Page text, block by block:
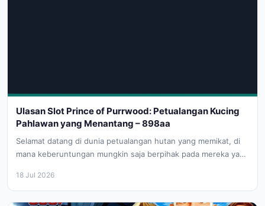
Ulasan Slot Prince of Purrwood: Petualangan Kucing
Pahlawan yang Menantang – 898aa
Selamat datang di dunia petualangan hutan yang memikat, di
mana keberuntungan mungkin saja berpihak pada mereka yang
18 Jul 2026